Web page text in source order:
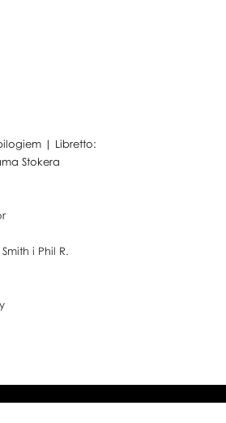
| Libretto:
Stokera
i Phil R.